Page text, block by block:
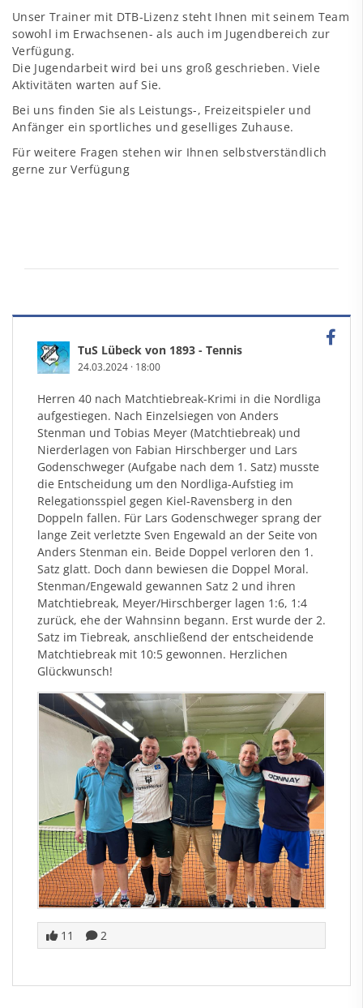
Unser Trainer mit DTB-Lizenz steht Ihnen mit seinem Team
sowohl im Erwachsenen- als auch im Jugendbereich zur
Verfügung.
Die Jugendarbeit wird bei uns groß geschrieben. Viele
Aktivitäten warten auf Sie.
Bei uns finden Sie als Leistungs-, Freizeitspieler und
Anfänger ein sportliches und geselliges Zuhause.
Für weitere Fragen stehen wir Ihnen selbstverständlich
gerne zur Verfügung
TuS Lübeck von 1893 - Tennis
24.03.2024 · 18:00
Herren 40 nach Matchtiebreak-Krimi in die Nordliga
aufgestiegen. Nach Einzelsiegen von Anders
Stenman und Tobias Meyer (Matchtiebreak) und
Nierderlagen von Fabian Hirschberger und Lars
Godenschweger (Aufgabe nach dem 1. Satz) musste
die Entscheidung um den Nordliga-Aufstieg im
Relegationsspiel gegen Kiel-Ravensberg in den
Doppeln fallen. Für Lars Godenschweger sprang der
lange Zeit verletzte Sven Engewald an der Seite von
Anders Stenman ein. Beide Doppel verloren den 1.
Satz glatt. Doch dann bewiesen die Doppel Moral.
Stenman/Engewald gewannen Satz 2 und ihren
Matchtiebreak, Meyer/Hirschberger lagen 1:6, 1:4
zurück, ehe der Wahnsinn begann. Erst wurde der 2.
Satz im Tiebreak, anschließend der entscheidende
Matchtiebreak mit 10:5 gewonnen. Herzlichen
Glückwunsch!
11 2